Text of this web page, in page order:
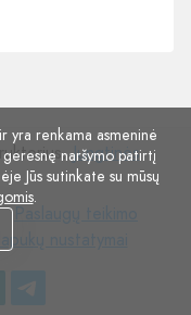
Jungtinės
Paslaugų
Paslaugų teikimo
yra renkama asmeninė
naršymo patirtį
Jūs sutinkate su mūsų
.